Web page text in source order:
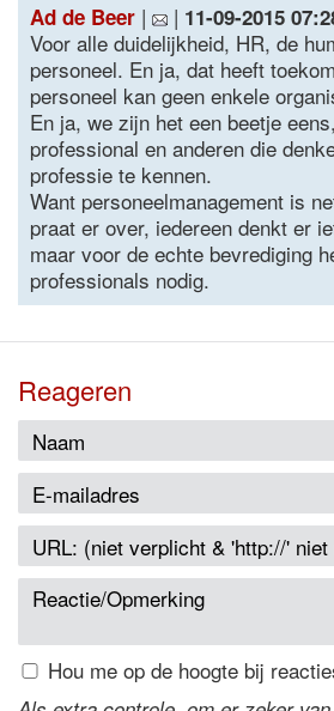
Ad de Beer | | 11-09-2015
Voor alle duidelijkheid, HR, de
personeel. En ja, dat heeft
personeel kan geen enkele
En ja, we zijn het een beetje
professional en anderen die
professie te kennen.
Want personeelmanagement is
praat er over, iedereen denkt er
maar voor de echte bevrediging
professionals nodig.
Reageren
Hou me op de hoogte bij